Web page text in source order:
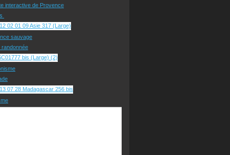
interactive de Provence
sauvage
randonnée